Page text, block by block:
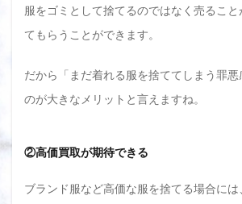
服をゴミとして捨てるのではなく売るこ
てもらうことができます。
だから「まだ着れる服を捨ててしまう罪
のが大きなメリットと言えますね。
②高価買取が期待できる
ブランド服など高価な服を捨てる場合に